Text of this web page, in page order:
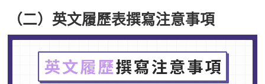
（二）英文履歷表撰寫注意事項